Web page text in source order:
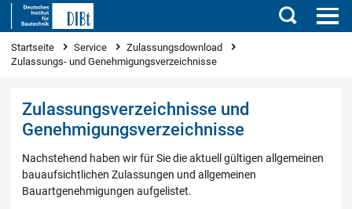
Suchen
Sie sind hier
Startseite Service
Zulassungsdownload
Zulassungs- und Genehmigungsverzeichnisse
Zulassungsverzeichnisse und
Genehmigungsverzeichnisse
Nachstehend haben wir für Sie die aktuell gültigen allgemeinen
bauaufsichtlichen Zulassungen und allgemeinen
Bauartgenehmigungen aufgelistet.